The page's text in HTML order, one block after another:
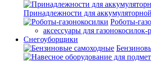
Принадлежности для
Роботы-
аксессуары для газонокосилок-
Снегоуборщики